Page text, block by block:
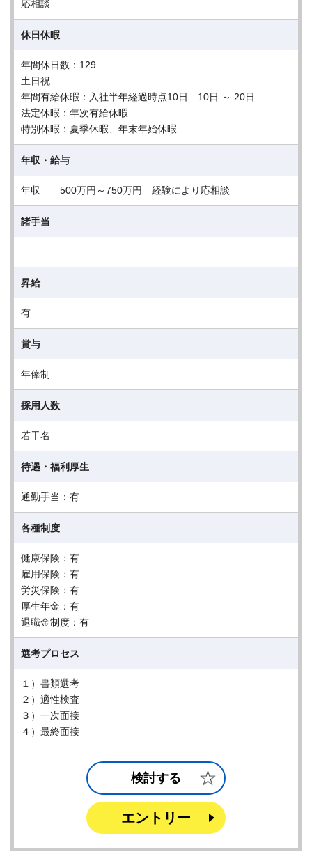
応相談
休日休暇
年間休日数：129
土日祝
年間有給休暇：入社半年経過時点10日 10日 ～ 20日
法定休暇：年次有給休暇
特別休暇：夏季休暇、年末年始休暇
年収・給与
年収 500万円～750万円 経験により応相談
諸手当
昇給
有
賞与
年俸制
採用人数
若干名
待遇・福利厚生
通勤手当：有
各種制度
健康保険：有
雇用保険：有
労災保険：有
厚生年金：有
退職金制度：有
選考プロセス
１）書類選考
２）適性検査
３）一次面接
４）最終面接
検討する
エントリー